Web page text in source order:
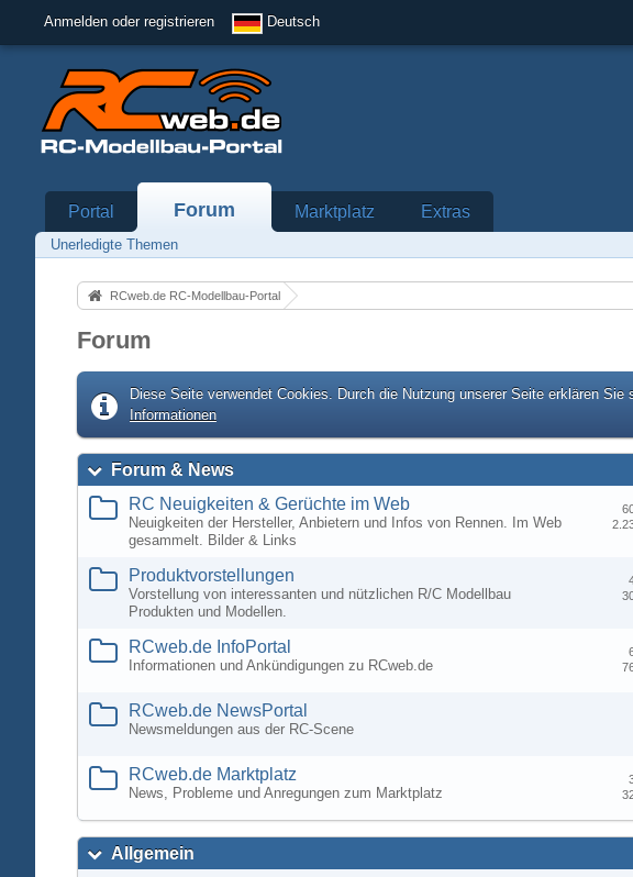
Anmelden oder registrieren Deutsch
Portal Forum Marktplatz Extras
Unerledigte Themen
RCweb.de RC-Modellbau-Portal
Forum
Diese Seite verwendet Cookies. Durch die Nutzung unserer Seite erklären
Informationen
Forum & News
RC Neuigkeiten & Gerüchte im Web
Neuigkeiten der Hersteller, Anbietern und Infos von Rennen. Im Web
gesammelt. Bilder & Links
Produktvorstellungen
Vorstellung von interessanten und nützlichen R/C Modellbau
Produkten und Modellen.
RCweb.de InfoPortal
Informationen und Ankündigungen zu RCweb.de
RCweb.de NewsPortal
Newsmeldungen aus der RC-Scene
RCweb.de Marktplatz
News, Probleme und Anregungen zum Marktplatz
Allgemein